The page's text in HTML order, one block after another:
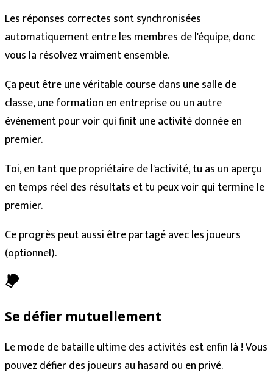
Les réponses correctes sont synchronisées
automatiquement entre les membres de l'équipe, donc
vous la résolvez vraiment ensemble.
Ça peut être une véritable course dans une salle de
classe, une formation en entreprise ou un autre
événement pour voir qui finit une activité donnée en
premier.
Toi, en tant que propriétaire de l'activité, tu as un aperçu
en temps réel des résultats et tu peux voir qui termine le
premier.
Ce progrès peut aussi être partagé avec les joueurs
(optionnel).
Se défier mutuellement
Le mode de bataille ultime des activités est enfin là ! Vous
pouvez défier des joueurs au hasard ou en privé.